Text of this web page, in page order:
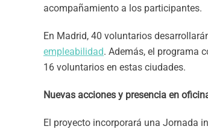
acompañamiento a los participantes.
En Madrid, 40 voluntarios
empleabilidad. Además, el programa
16 voluntarios en estas ciudades.
Nuevas acciones y presencia en
El proyecto incorporará una Jornada